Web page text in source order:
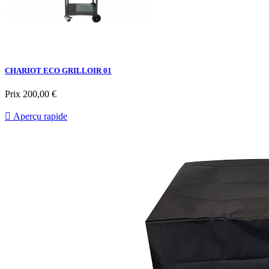
CHARIOT ECO GRILLOIR 01
Prix 200,00 €
 Aperçu rapide